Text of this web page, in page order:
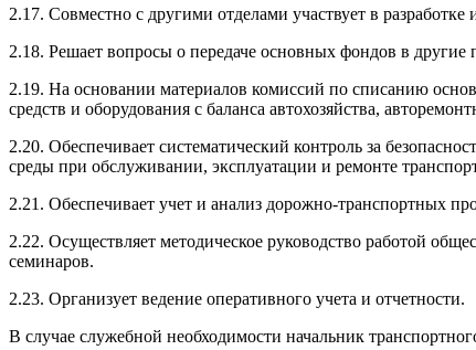
2.17. Совместно с другими отделами участвует в
2.18. Решает вопросы о передаче основных фондов в другие
2.19. На основании материалов комиссий по списанию
средств и оборудования с баланса автохозяйства,
2.20. Обеспечивает систематический контроль за
среды при обслуживании, эксплуатации и ремонте
2.21. Обеспечивает учет и анализ дорожно-транспортных
2.22. Осуществляет методическое руководство работой
семинаров.
2.23. Организует ведение оперативного учета и отчетности.
В случае служебной необходимости начальник